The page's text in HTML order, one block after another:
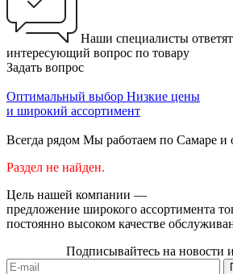
Наши специалисты
интересующий вопрос по товару
Задать вопрос
Оптимальный выбор Низкие цены
и широкий ассортимент
Всегда рядом Мы работаем по Самаре и
Раздел не найден.
Цель нашей компании —
предложение широкого ассортимента
постоянно высоком качестве
Подписывайтесь на новости